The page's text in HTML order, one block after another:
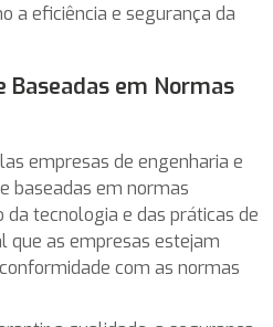
a eficiência e segurança da
Baseadas em Normas
empresas de engenharia e
baseadas em normas
da tecnologia e das práticas de
que as empresas estejam
com as normas